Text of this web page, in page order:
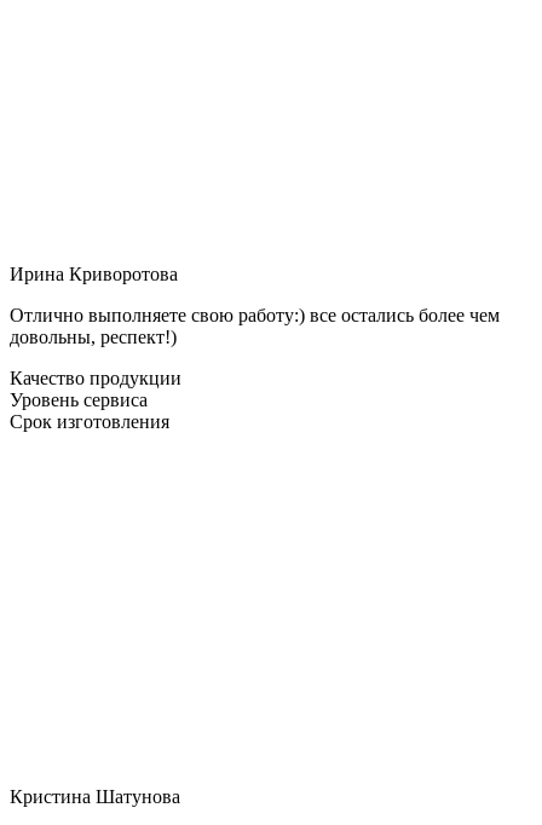
Ирина Криворотова
Отлично выполняете свою работу:) все остались более чем
довольны, респект!)
Качество продукции
Уровень сервиса
Срок изготовления
Кристина Шатунова